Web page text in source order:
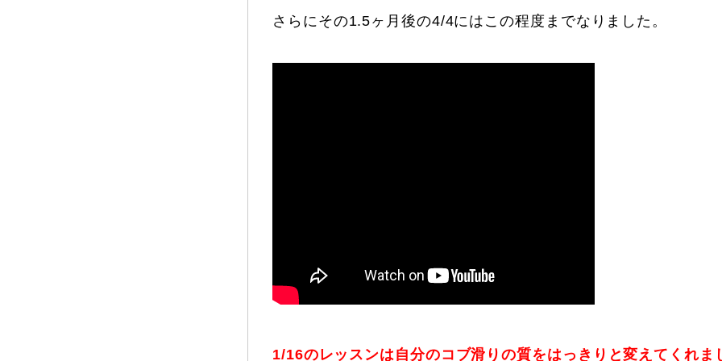
さらにその1.5ヶ月後の4/4にはこの程度までなりました。
1/16のレッスンは自分のコブ滑りの質をはっきりと変えてくれま